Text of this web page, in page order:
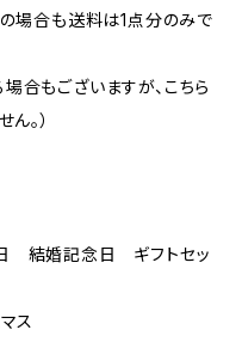
の場合も送料は1点分のみで
合もございますが、こちら
。）
婚記念日 ギフトセッ
ス